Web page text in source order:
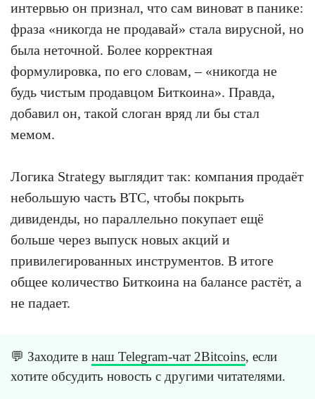
интервью он признал, что сам виноват в панике:
фраза «никогда не продавай» стала вирусной, но
была неточной. Более корректная
формулировка, по его словам, – «никогда не
будь чистым продавцом Биткоина». Правда,
добавил он, такой слоган вряд ли бы стал
мемом.
Логика Strategy выглядит так: компания продаёт
небольшую часть BTC, чтобы покрыть
дивиденды, но параллельно покупает ещё
больше через выпуск новых акций и
привилегированных инструментов. В итоге
общее количество Биткоина на балансе растёт, а
не падает.
💬 Заходите в наш Telegram-чат 2Bitcoins, если
хотите обсудить новость с другими читателями.